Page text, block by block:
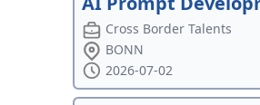
Cross Border Talents
BONN
2026-07-02